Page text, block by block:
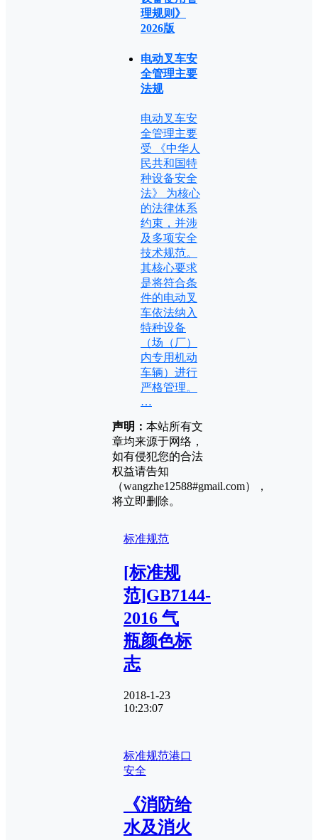
理规则》
2026版
电动叉车安
全管理主要
法规
电动叉车安
全管理主要
受 《中华人
民共和国特
种设备安全
法》 为核心
的法律体系
约束，并涉
及多项安全
技术规范。
其核心要求
是将符合条
件的电动叉
车依法纳入
特种设备
（场（厂）
内专用机动
车辆）进行
严格管理。
…
声明： 本站所有文
章均来源于网络，
如有侵犯您的合法
权益请告知
（wangzhe12588#gmail.com），
将立即删除。
标准规范
[标准规
范]GB7144-
2016 气
瓶颜色标
志
2018-1-23
10:23:07
标准规范港口
安全
《消防给
水及消火